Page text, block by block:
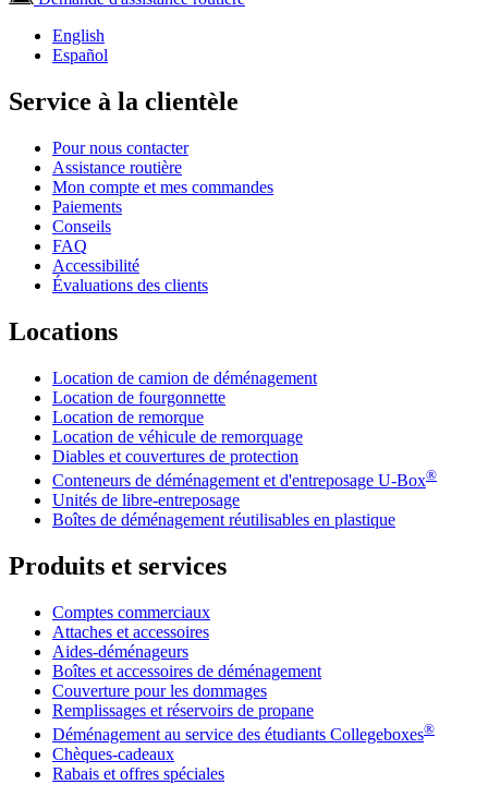
English
Español
Service à la clientèle
Pour nous contacter
Assistance routière
Mon compte et mes commandes
Paiements
Conseils
FAQ
Accessibilité
Évaluations des clients
Locations
Location de camion de déménagement
Location de fourgonnette
Location de remorque
Location de véhicule de remorquage
Diables et couvertures de protection
Conteneurs de déménagement et d'entreposage U-Box®
Unités de libre-entreposage
Boîtes de déménagement réutilisables en plastique
Produits et services
Comptes commerciaux
Attaches et accessoires
Aides-déménageurs
Boîtes et accessoires de déménagement
Couverture pour les dommages
Remplissages et réservoirs de propane
Déménagement au service des étudiants Collegeboxes®
Chèques-cadeaux
Rabais et offres spéciales